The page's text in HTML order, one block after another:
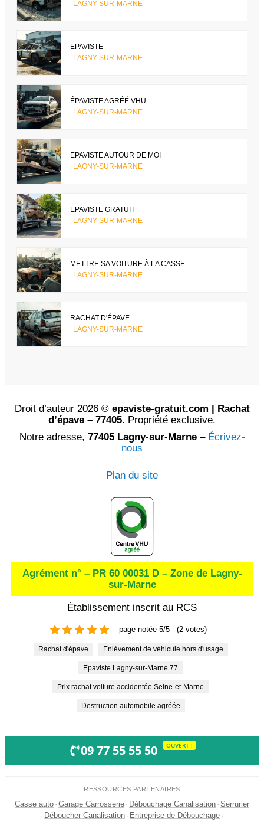
LAGNY-SUR-MARNE
EPAVISTE
LAGNY-SUR-MARNE
ÉPAVISTE AGRÉÉ VHU
LAGNY-SUR-MARNE
EPAVISTE AUTOUR DE MOI
LAGNY-SUR-MARNE
EPAVISTE GRATUIT
LAGNY-SUR-MARNE
METTRE SA VOITURE À LA CASSE
LAGNY-SUR-MARNE
RACHAT D'ÉPAVE
LAGNY-SUR-MARNE
Droit d’auteur 2026 © epaviste-gratuit.com | Rachat
d’épave – 77405. Propriété exclusive.
Notre adresse, 77405 Lagny-sur-Marne– Écrivez-
nous
Plan du site
Agrément n° – PR 60 00031 D – Zone de Lagny-
sur-Marne
Établissement inscrit au RCS
page notée 5/5 - (2 votes)
Rachat d'épave Enlèvement de véhicule hors d'usage
Epaviste Lagny-sur-Marne 77
Prix rachat voiture accidentée Seine-et-Marne
Destruction automobile agréée
09 77 55 55 50 OUVERT !
RESSOURCES PARTENAIRES
Casse auto · Garage Carrosserie · Débouchage Canalisation · Serrurier
· Déboucher Canalisation · Entreprise de Débouchage ·